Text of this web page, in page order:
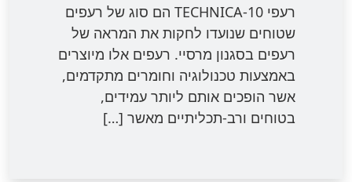
רעפי TECHNICA-10 הם סוג של רעפים
שטוחים שנועדו לחקות את המראה של
רעפים בסגנון מרסיי. רעפים אלו מיוצרים
באמצעות טכנולוגיה וחומרים מתקדמים,
אשר הופכים אותם ליותר עמידים,
בטוחים ורב-תכליתיים מאשר […]